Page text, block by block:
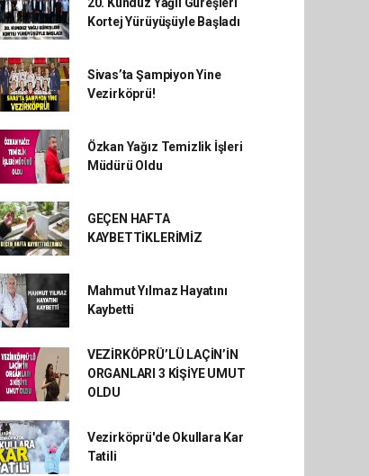
Kortej Yürüyüşüyle Başladı
Sivas’ta Şampiyon Yine
Vezirköprü!
Özkan Yağız Temizlik İşleri
Müdürü Oldu
GEÇEN HAFTA
KAYBETTİKLERİMİZ
Mahmut Yılmaz Hayatını
Kaybetti
VEZİRKÖPRÜ’LÜ LAÇİN’İN
ORGANLARI 3 KİŞİYE UMUT
OLDU
Vezirköprü'de Okullara Kar
Tatili